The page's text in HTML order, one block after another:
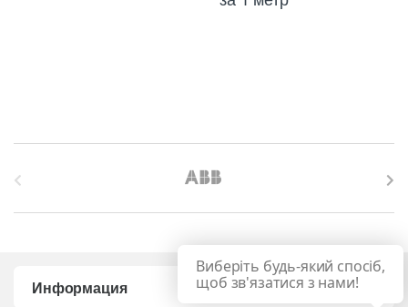
Информация
Виберіть будь-який спосіб,
щоб зв'язатися з нами!